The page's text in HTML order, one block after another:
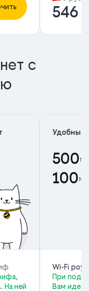
546
с
На ней
Удобный
500
100
Wi-Fi
При
Вам идет